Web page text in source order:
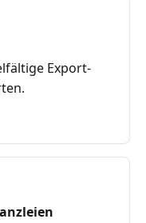
Export-